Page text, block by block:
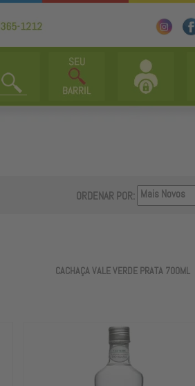
ORDENAR POR:
CACHAÇA VALE VERDE PRATA 700ML